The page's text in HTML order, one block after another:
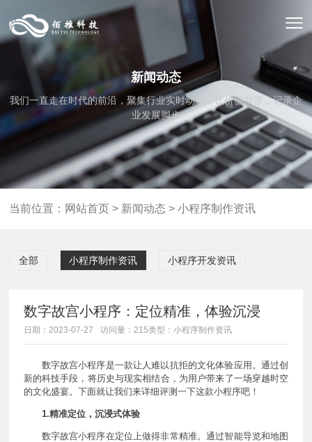
新闻动态
我们一直走在时代的前沿，聚集行业实时动态，让价值共享，记录企
业发展脚步
当前位置： 网站首页 > 新闻动态 >小程序制作资讯
全部 小程序制作资讯 小程序开发资讯
数字故宫小程序：定位精准，体验沉浸
日期：2023-07-27 访问量：215类型：小程序制作资讯
数字故宫小程序是一款让人难以抗拒的文化体验应用。通过创
新的科技手段，将历史与现实相结合，为用户带来了一场穿越时空
的文化盛宴。下面就让我们来详细评测一下这款小程序吧！
1.精准定位，沉浸式体验
数字故宫小程序在定位上做得非常精准。通过智能导览和地图